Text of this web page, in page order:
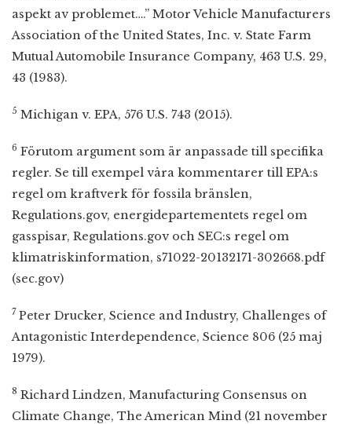
aspekt av problemet….” Motor Vehicle Manufacturers
Association of the United States, Inc. v. State Farm
Mutual Automobile Insurance Company, 463 U.S. 29,
43 (1983).
5 Michigan v. EPA, 576 U.S. 743 (2015).
6 Förutom argument som är anpassade till specifika
regler. Se till exempel våra kommentarer till EPA:s
regel om kraftverk för fossila bränslen,
Regulations.gov, energidepartementets regel om
gasspisar, Regulations.gov och SEC:s regel om
klimatriskinformation, s71022-20132171-302668.pdf
(sec.gov)
7 Peter Drucker, Science and Industry, Challenges of
Antagonistic Interdependence, Science 806 (25 maj
1979).
8 Richard Lindzen, Manufacturing Consensus on
Climate Change, The American Mind (21 november